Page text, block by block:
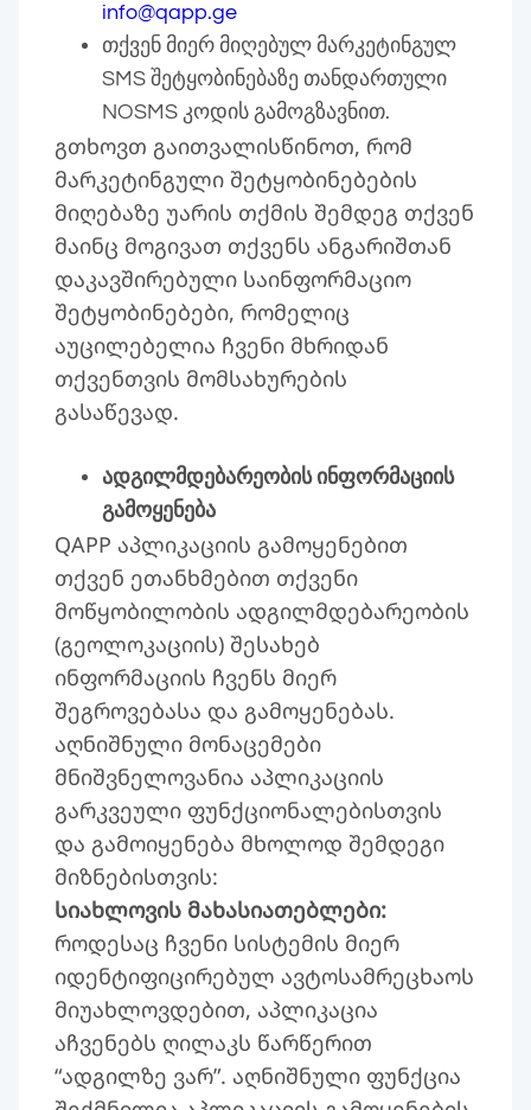
info@qapp.ge
თქვენ მიერ მიღებულ მარკეტინგულ
SMS შეტყობინებაზე თანდართული
NOSMS კოდის გამოგზავნით.
გთხოვთ გაითვალისწინოთ, რომ
მარკეტინგული შეტყობინებების
მიღებაზე უარის თქმის შემდეგ თქვენ
მაინც მოგივათ თქვენს ანგარიშთან
დაკავშირებული საინფორმაციო
შეტყობინებები, რომელიც
აუცილებელია ჩვენი მხრიდან
თქვენთვის მომსახურების
გასაწევად.
ადგილმდებარეობის ინფორმაციის
გამოყენება
QAPP აპლიკაციის გამოყენებით
თქვენ ეთანხმებით თქვენი
მოწყობილობის ადგილმდებარეობის
(გეოლოკაციის) შესახებ
ინფორმაციის ჩვენს მიერ
შეგროვებასა და გამოყენებას.
აღნიშნული მონაცემები
მნიშვნელოვანია აპლიკაციის
გარკვეული ფუნქციონალებისთვის
და გამოიყენება მხოლოდ შემდეგი
მიზნებისთვის:
სიახლოვის მახასიათებლები:
როდესაც ჩვენი სისტემის მიერ
იდენტიფიცირებულ ავტოსამრეცხაოს
მიუახლოვდებით, აპლიკაცია
აჩვენებს ღილაკს წარწერით
“ადგილზე ვარ”. აღნიშნული ფუნქცია